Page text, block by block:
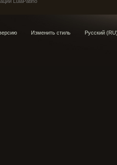
Изменить стиль Русский